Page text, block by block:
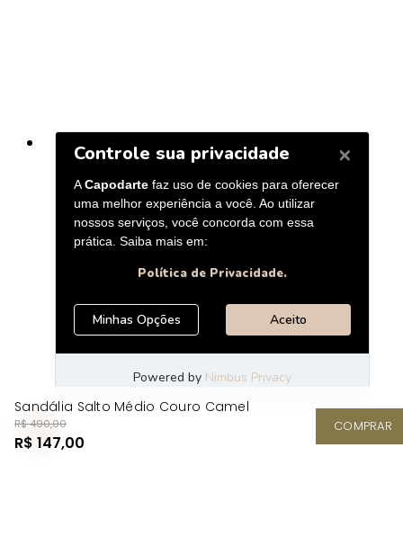
Sandália Salto Médio Couro Camel
R$ 490,00
R$ 147,00
COMPRAR